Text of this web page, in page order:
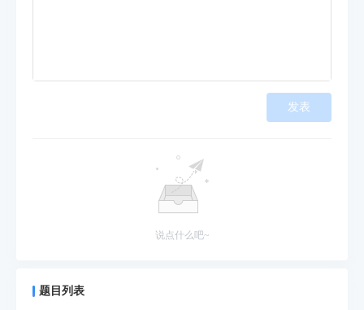
发表
说点什么吧~
题目列表